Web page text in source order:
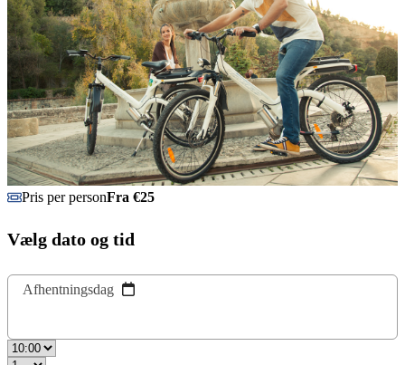
Pris per personFra €25
Vælg dato og tid
Afhentningsdag